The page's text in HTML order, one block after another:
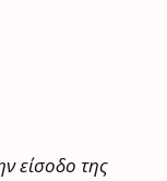
είσοδο της